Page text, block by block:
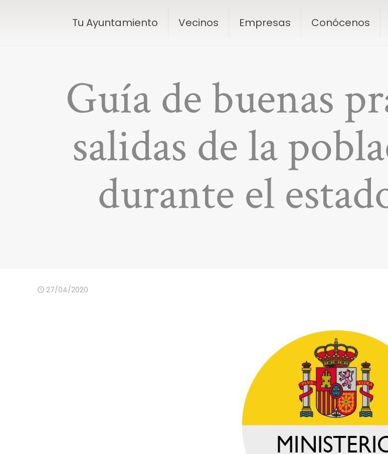
Tu Ayuntamiento Vecinos Empresas Conócenos
Guía de buenas
salidas de la
durante el
27/04/2020